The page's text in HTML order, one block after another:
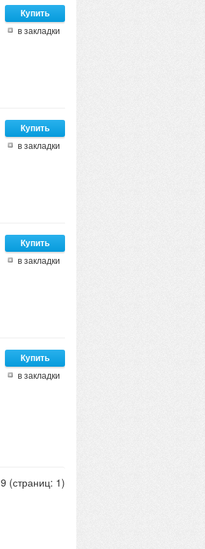
в закладки
в закладки
в закладки
в закладки
(страниц: 1)